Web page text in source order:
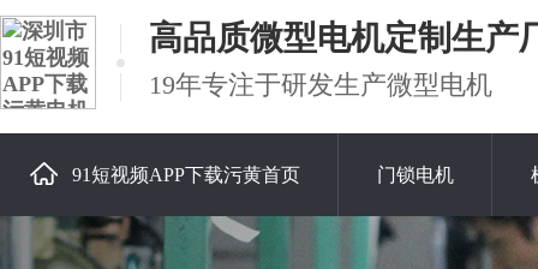
高品质微型电机定制生产
19年专注于研发生产微型电机
91短视频APP下载污黄首页 门锁电机
关于91短视频APP下载污黄